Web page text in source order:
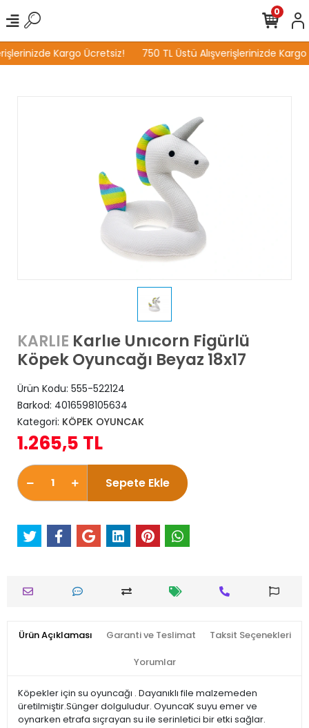
Kargo Ücretsiz! 750 TL Üstü Alışverişlerinizde Kargo
0
KARLIE Karlıe Unıcorn Figürlü
Köpek Oyuncağı Beyaz 18x17
Ürün Kodu: 555-522124
Barkod: 4016598105634
Kategori: KÖPEK OYUNCAK
1.265,5 TL
Sepete Ekle
Ürün Açıklaması Garanti ve Teslimat Taksit Seçenekleri
Yorumlar
Köpekler için su oyuncağı . Dayanıklı file malzemeden
üretilmiştir.Sünger dolguludur. OyuncaK suyu emer ve
oynarken etrafa sıçrayan su ile serinletici bir etki sağlar.